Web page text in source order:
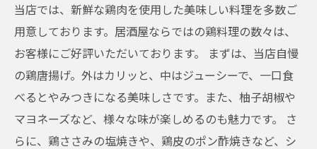
当店では、新鮮な鶏肉を使用した美味しい料理を多数ご
用意しております。居酒屋ならではの鶏料理の数々は、
お客様にご好評いただいております。 まずは、当店自慢
の鶏唐揚げ。外はカリッと、中はジューシーで、一口食
べるとやみつきになる美味しさです。また、柚子胡椒や
マヨネーズなど、様々な味が楽しめるのも魅力です。 さ
らに、鶏ささみの塩焼きや、鶏皮のポン酢焼きなど、シ